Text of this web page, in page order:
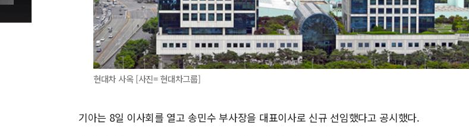
현대차 사옥 [사진= 현대차그룹]
기아는 8일 이사회를 열고 송민수 부사장을 대표이사로 신규 선임했다고 공시했다.